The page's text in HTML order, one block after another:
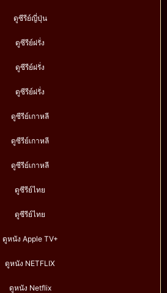
ดูซีรีย์ญี่ปุ่น
ดูซีรีย์ฝรั่ง
ดูซีรีย์ฝรั่ง
ดูซีรีย์ฝรั่ง
ดูซีรีย์เกาหลี
ดูซีรีย์เกาหลี
ดูซีรีย์เกาหลี
ดูซีรีย์ไทย
ดูซีรีย์ไทย
ดูหนัง Apple TV+
ดูหนัง NETFLIX
ดูหนัง Netflix